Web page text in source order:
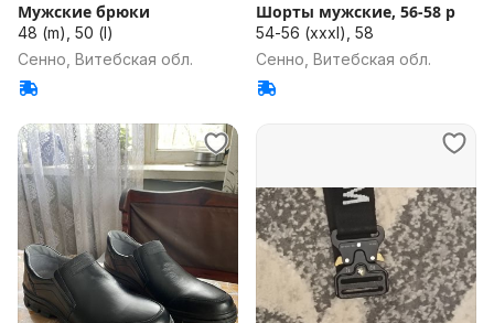
Мужские брюки
48 (m), 50 (l)
Сенно, Витебская обл.
Шорты мужские, 56-58 р
54-56 (xxxl), 58
Сенно, Витебская обл.